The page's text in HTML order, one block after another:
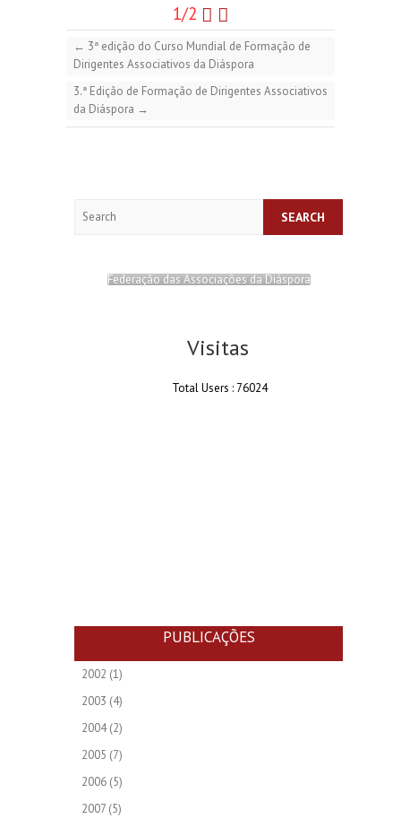
1/2
← 3ª edição do Curso Mundial de Formação de
Dirigentes Associativos da Diáspora
3.ª Edição de Formação de Dirigentes Associativos
da Diáspora →
Federação das Associações da Diáspora
Visitas
Total Users : 76024
PUBLICAÇÕES
2002 (1)
2003 (4)
2004(2)
2005 (7)
2006 (5)
2007 (5)